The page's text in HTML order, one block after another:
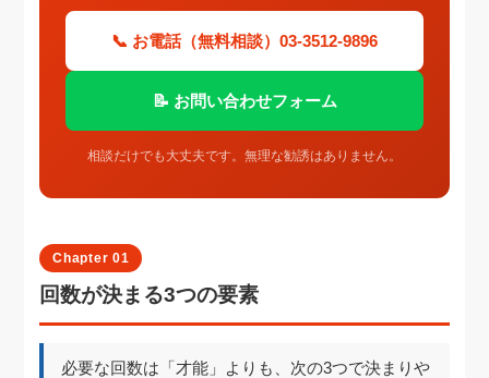
📞 お電話（無料相談）03-3512-9896
📝 お問い合わせフォーム
相談だけでも大丈夫です。無理な勧誘はありません。
Chapter 01
回数が決まる3つの要素
必要な回数は「才能」よりも、次の3つで決まりや